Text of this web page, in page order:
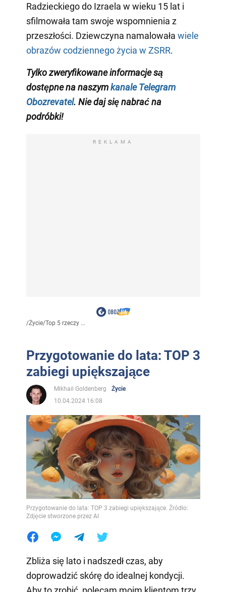
Radzieckiego do Izraela w wieku 15 lat i
sfilmowała tam swoje wspomnienia z
przeszłości. Dziewczyna namalowała wiele
obrazów codziennego życia w ZSRR.
Tylko zweryfikowane informacje są
dostępne na naszymkanale Telegram
Obozrevatel. Nie daj się nabrać na
podróbki!
REKLAMA
/Życie/Top 5 rzeczy ...
Przygotowanie do lata: TOP 3
zabiegi upiększające
Mikhail Goldenberg
Życie
10.04.2024 16:08
Przygotowanie do lata: TOP 3 zabiegi upiększające. Źródło:
Zdjęcie stworzone przez AI
Zbliża się lato i nadszedł czas, aby
doprowadzić skórę do idealnej kondycji.